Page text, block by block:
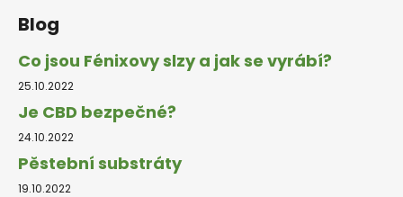
Blog
Co jsou Fénixovy slzy a jak se vyrábí?
25.10.2022
Je CBD bezpečné?
24.10.2022
Pěstební substráty
19.10.2022